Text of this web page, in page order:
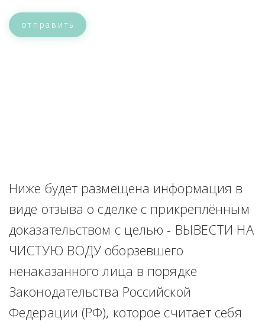
отправить
Ниже будет размещена информация в
виде отзыва о сделке с прикреплённым
доказательством с целью - ВЫВЕСТИ НА
ЧИСТУЮ ВОДУ оборзевшего
ненаказанного лица в порядке
Законодательства Российской
Федерации (РФ), которое считает себя